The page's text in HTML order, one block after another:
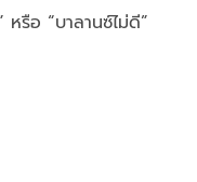
รือ “บาลานซ์ไม่ดี”